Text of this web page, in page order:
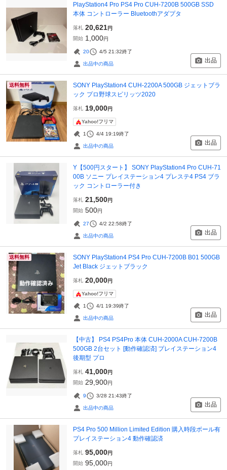
PlayStation4 Pro PS4 Pro CUH-7200B 500GB SSD
本体 コントローラー Bluetoothアダプタ
落札 20,621円
開始 1,000円
20 4/5 21:32終了
出品中の商品 出品
送料無料
SONY PlayStation4 CUH-2200A 500GB ジェットブラ
ック プロ野球スピリッツ2020
落札 19,000円
Yahoo!フリマ
1 4/4 19:19終了
出品中の商品 出品
Y【500円スタート】 SONY PlayStation4 Pro CUH-71
00B ソニー プレイステーション4 プレステ4 PS4 ブラ
ック コントローラー付き
落札 21,500円
開始 500円
27 4/2 22:58終了
出品中の商品 出品
送料無料
SONY PlayStation4 PS4 Pro CUH-7200B B01 500GB
Jet Black ジェットブラック
落札 20,000円
Yahoo!フリマ
1 4/1 19:39終了
出品中の商品 出品
【中古】 PS4 PS4Pro 本体 CUH-2000A CUH-7200B
500GB 2台セット [動作確認済] プレイステーション4
後期型 プロ
落札 41,000円
開始 29,900円
9 3/28 21:43終了
出品中の商品 出品
PS4 Pro 500 Million Limited Edition 購入時段ボール有
プレイステーション4 動作確認済
落札 95,000円
開始 95,000円